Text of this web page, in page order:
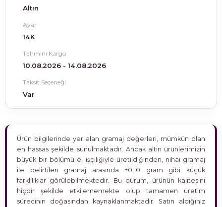
Altın
Ayar
14K
Tahmini Kargo
10.08.2026 - 14.08.2026
Taksit Seçeneği
Var
Ürün bilgilerinde yer alan gramaj değerleri, mümkün olan
en hassas şekilde sunulmaktadır. Ancak altın ürünlerimizin
büyük bir bölümü el işçiliğiyle üretildiğinden, nihai gramaj
ile belirtilen gramaj arasında ±0,10 gram gibi küçük
farklılıklar görülebilmektedir. Bu durum, ürünün kalitesini
hiçbir şekilde etkilememekte olup tamamen üretim
sürecinin doğasından kaynaklanmaktadır. Satın aldığınız